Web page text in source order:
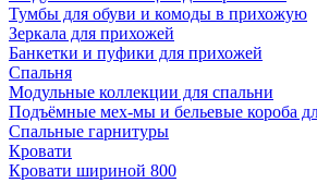
Тумбы для обуви и комоды в прихожую
Зеркала для прихожей
Банкетки и пуфики для прихожей
Спальня
Модульные коллекции для спальни
Подъёмные мех-мы и бельевые короба
Спальные гарнитуры
Кровати
Кровати шириной 800